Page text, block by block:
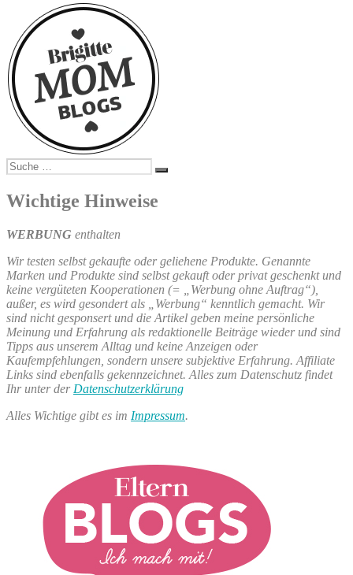
Suche
nach:
Suchen
Wichtige Hinweise
WERBUNG enthalten
Wir testen selbst gekaufte oder geliehene Produkte. Genannte
Marken und Produkte sind selbst gekauft oder privat geschenkt und
keine vergüteten Kooperationen (= „Werbung ohne Auftrag“),
außer, es wird gesondert als „Werbung“ kenntlich gemacht. Wir
sind nicht gesponsert und die Artikel geben meine persönliche
Meinung und Erfahrung als redaktionelle Beiträge wieder und sind
Tipps aus unserem Alltag und keine Anzeigen oder
Kaufempfehlungen, sondern unsere subjektive Erfahrung. Affiliate
Links sind ebenfalls gekennzeichnet. Alles zum Datenschutz findet
Ihr unter der Datenschutzerklärung
Alles Wichtige gibt es im Impressum.